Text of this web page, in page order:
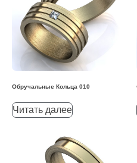
Обручальные Кольца 010
Читать далее